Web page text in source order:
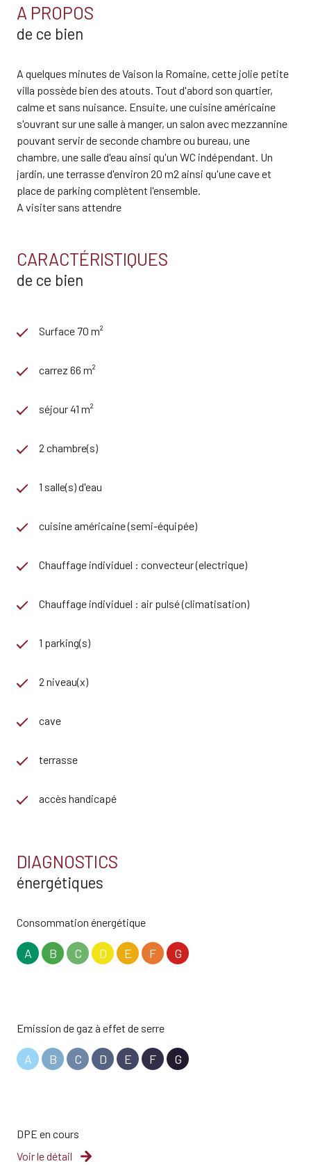
A PROPOS
de ce bien
A quelques minutes de Vaison la Romaine, cette jolie petite
villa possède bien des atouts. Tout d'abord son quartier,
calme et sans nuisance. Ensuite, une cuisine américaine
s'ouvrant sur une salle à manger, un salon avec mezzannine
pouvant servir de seconde chambre ou bureau, une
chambre, une salle d'eau ainsi qu'un WC indépendant. Un
jardin, une terrasse d'environ 20 m2 ainsi qu'une cave et
place de parking complètent l'ensemble.
A visiter sans attendre
CARACTÉRISTIQUES
de ce bien
Surface 70 m²
carrez 66 m²
séjour 41 m²
2 chambre(s)
1 salle(s) d'eau
cuisine américaine (semi-équipée)
Chauffage individuel : convecteur (electrique)
Chauffage individuel : air pulsé (climatisation)
1 parking(s)
2 niveau(x)
cave
terrasse
accès handicapé
DIAGNOSTICS
énergétiques
Consommation énergétique
A B C D E F G
Emission de gaz à effet de serre
A B C D E F G
DPE en cours
Voir le détail